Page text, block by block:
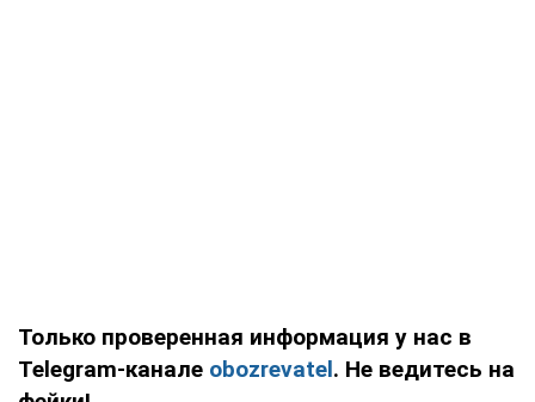
Только проверенная информация у нас в
Telegram-канале obozrevatel. Не ведитесь на